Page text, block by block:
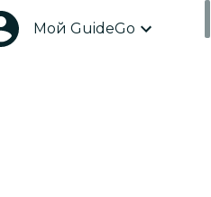
Мой GuideGo